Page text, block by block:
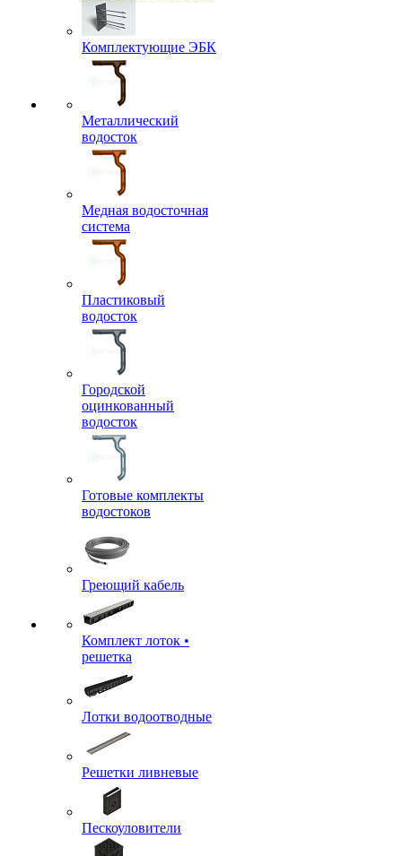
Комплектующие ЭБК
Металлический
водосток
Медная водосточная
система
Пластиковый
водосток
Городской
оцинкованный
водосток
Готовые комплекты
водостоков
Греющий кабель
Комплект лоток •
решетка
Лотки водоотводные
Решетки ливневые
Пескоуловители